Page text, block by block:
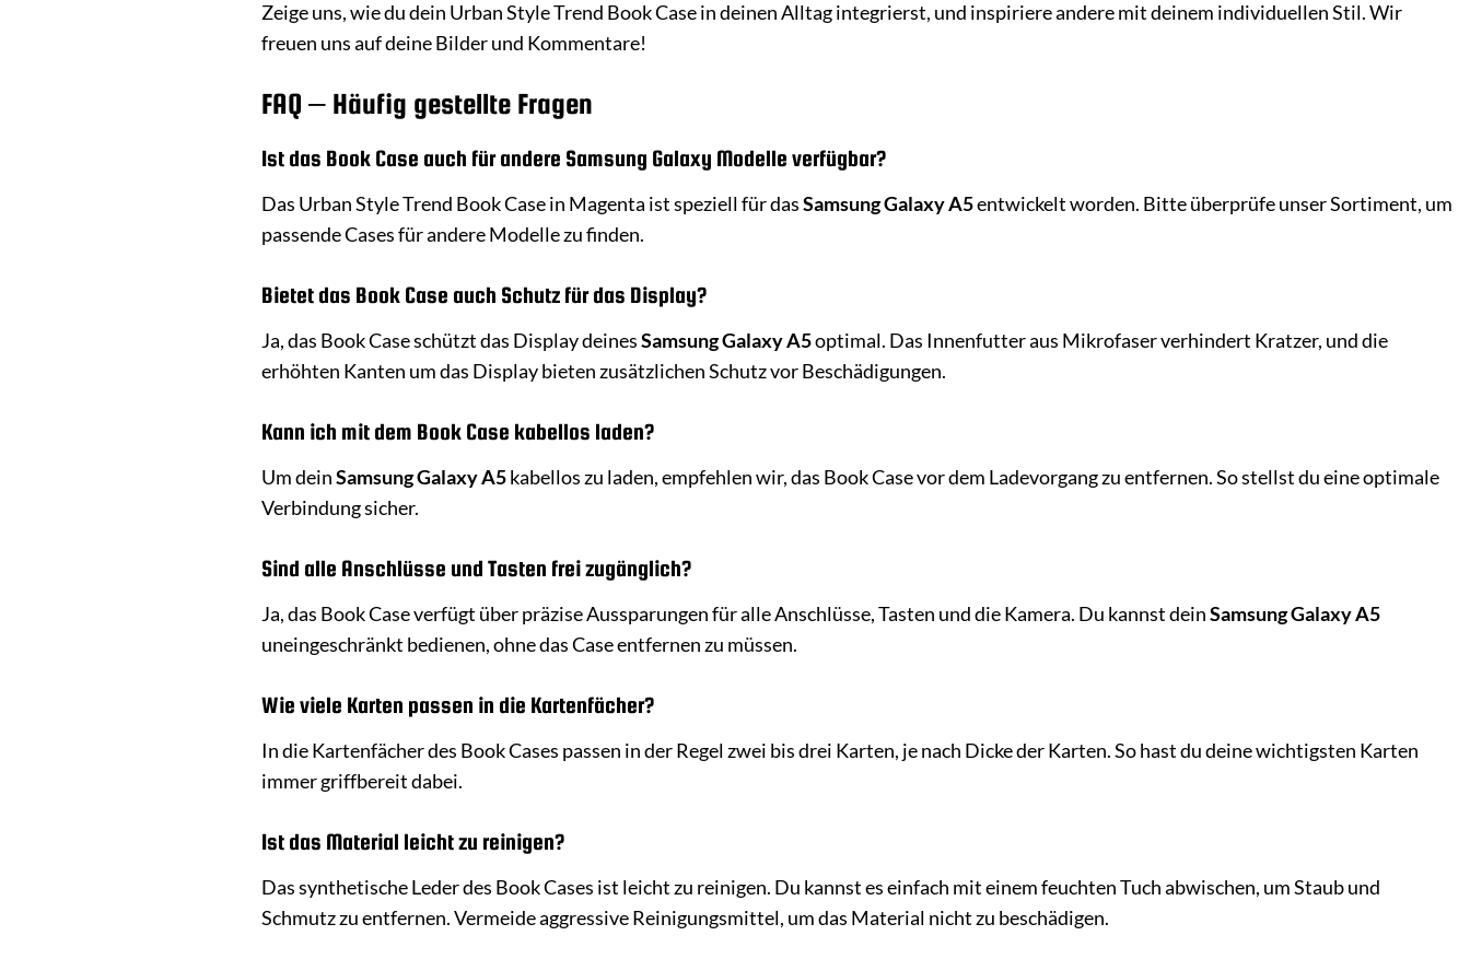
Zeige uns, wie du dein Urban Style Trend Book Case in deinen Alltag integrierst, und inspiriere andere mit deinem individuellen Stil. Wir
freuen uns auf deine Bilder und Kommentare!
FAQ – Häufig gestellte Fragen
Ist das Book Case auch für andere Samsung Galaxy Modelle verfügbar?
Das Urban Style Trend Book Case in Magenta ist speziell für dasSamsung Galaxy A5entwickelt worden. Bitte überprüfe unser Sortiment, um
passende Cases für andere Modelle zu finden.
Bietet das Book Case auch Schutz für das Display?
Ja, das Book Case schützt das Display deinesSamsung Galaxy A5optimal. Das Innenfutter aus Mikrofaser verhindert Kratzer, und die
erhöhten Kanten um das Display bieten zusätzlichen Schutz vor Beschädigungen.
Kann ich mit dem Book Case kabellos laden?
Um deinSamsung Galaxy A5kabellos zu laden, empfehlen wir, das Book Case vor dem Ladevorgang zu entfernen. So stellst du eine optimale
Verbindung sicher.
Sind alle Anschlüsse und Tasten frei zugänglich?
Ja, das Book Case verfügt über präzise Aussparungen für alle Anschlüsse, Tasten und die Kamera. Du kannst deinSamsung Galaxy A5
uneingeschränkt bedienen, ohne das Case entfernen zu müssen.
Wie viele Karten passen in die Kartenfächer?
In die Kartenfächer des Book Cases passen in der Regel zwei bis drei Karten, je nach Dicke der Karten. So hast du deine wichtigsten Karten
immer griffbereit dabei.
Ist das Material leicht zu reinigen?
Das synthetische Leder des Book Cases ist leicht zu reinigen. Du kannst es einfach mit einem feuchten Tuch abwischen, um Staub und
Schmutz zu entfernen. Vermeide aggressive Reinigungsmittel, um das Material nicht zu beschädigen.